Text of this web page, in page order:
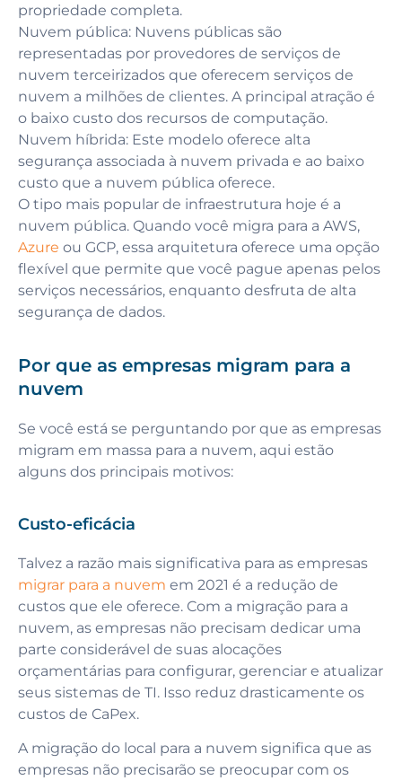
propriedade completa.
Nuvem pública: Nuvens públicas são
representadas por provedores de serviços de
nuvem terceirizados que oferecem serviços de
nuvem a milhões de clientes. A principal atração é
o baixo custo dos recursos de computação.
Nuvem híbrida: Este modelo oferece alta
segurança associada à nuvem privada e ao baixo
custo que a nuvem pública oferece.
O tipo mais popular de infraestrutura hoje é a
nuvem pública. Quando você migra para a AWS,
Azure ou GCP, essa arquitetura oferece uma opção
flexível que permite que você pague apenas pelos
serviços necessários, enquanto desfruta de alta
segurança de dados.
Por que as empresas migram para a
nuvem
Se você está se perguntando por que as empresas
migram em massa para a nuvem, aqui estão
alguns dos principais motivos:
Custo-eficácia
Talvez a razão mais significativa para as empresas
migrar para a nuvem em 2021 é a redução de
custos que ele oferece. Com a migração para a
nuvem, as empresas não precisam dedicar uma
parte considerável de suas alocações
orçamentárias para configurar, gerenciar e atualizar
seus sistemas de TI. Isso reduz drasticamente os
custos de CaPex.
A migração do local para a nuvem significa que as
empresas não precisarão se preocupar com os